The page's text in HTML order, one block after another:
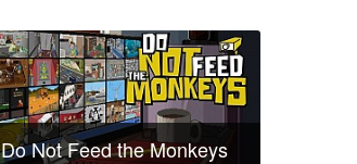
Do Not Feed the Monkeys